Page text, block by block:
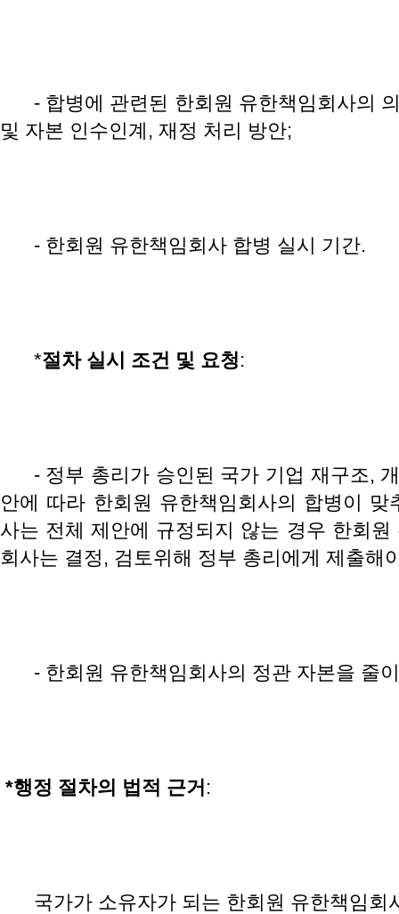
- 합병에 관련된 한회원 유한책임회사의
및 자본 인수인계, 재정 처리 방안;
- 한회원 유한책임회사 합병 실시 기간.
*절차 실시 조건 및 요청:
- 정부 총리가 승인된 국가 기업 재구조,
안에 따라 한회원 유한책임회사의 합병이 맞
사는 전체 제안에 규정되지 않는 경우 한회
회사는 결정, 검토위해 정부 총리에게 제출해
- 한회원 유한책임회사의 정관 자본을 줄
*행정 절차의 법적 근거 :
국가가 소유자가 되는 한회원 유한책임회